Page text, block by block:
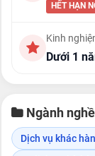
HẾT HẠN
Kinh
Dưới 1
Ngành nghề
Dịch vụ khác